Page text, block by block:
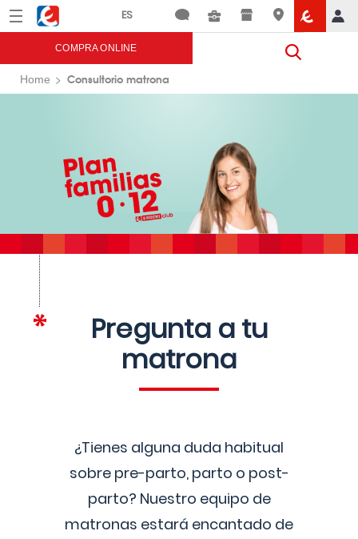
Menú Eroski
COMPRA ONLINE
Home Consultorio matrona
Pregunta a tu
matrona
¿Tienes alguna duda habitual
sobre pre-parto, parto o post-
parto? Nuestro equipo de
matronas estará encantado de